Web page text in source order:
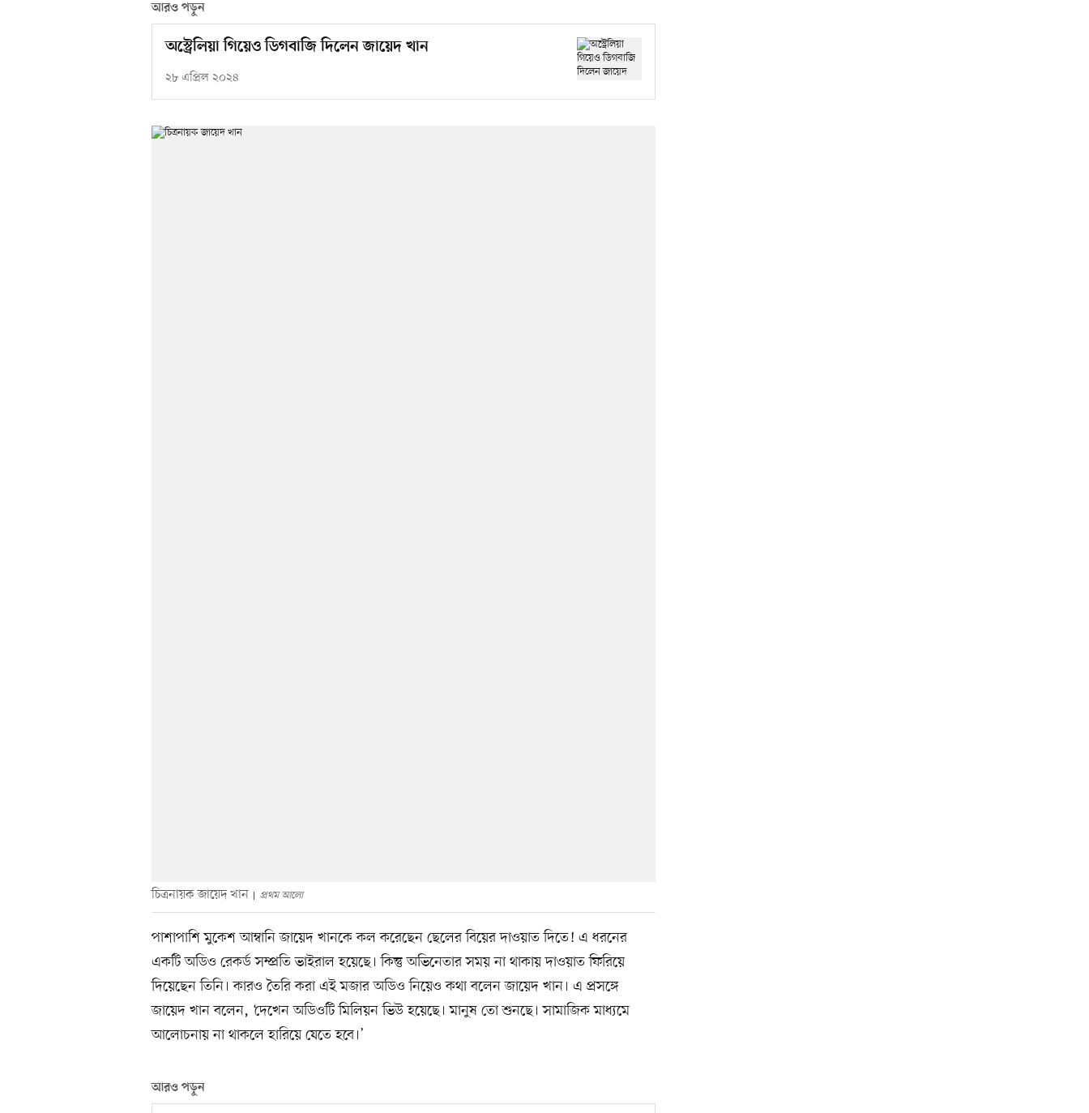
আরও পড়ুন
অস্ট্রেলিয়া গিয়েও ডিগবাজি দিলেন জায়েদ খান
২৮ এপ্রিল ২০২৪
চিত্রনায়ক জায়েদ খান প্রথম আলো
পাশাপাশি মুকেশ আম্বানি জায়েদ খানকে কল করেছেন ছেলের বিয়ের দাওয়াত দিতে! এ ধরনের
একটি অডিও রেকর্ড সম্প্রতি ভাইরাল হয়েছে। কিন্তু অভিনেতার সময় না থাকায় দাওয়াত ফিরিয়ে
দিয়েছেন তিনি। কারও তৈরি করা এই মজার অডিও নিয়েও কথা বলেন জায়েদ খান। এ প্রসঙ্গে
জায়েদ খান বলেন, ‘দেখেন অডিওটি মিলিয়ন ভিউ হয়েছে। মানুষ তো শুনছে। সামাজিক মাধ্যমে
আলোচনায় না থাকলে হারিয়ে যেতে হবে।’
আরও পড়ুন